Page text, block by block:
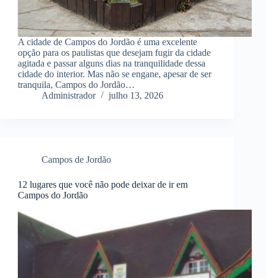
A cidade de Campos do Jordão é uma excelente
opção para os paulistas que desejam fugir da cidade
agitada e passar alguns dias na tranquilidade dessa
cidade do interior. Mas não se engane, apesar de ser
tranquila, Campos do Jordão…
Administrador
julho 13, 2026
Campos de Jordão
12 lugares que você não pode deixar de ir em
Campos do Jordão